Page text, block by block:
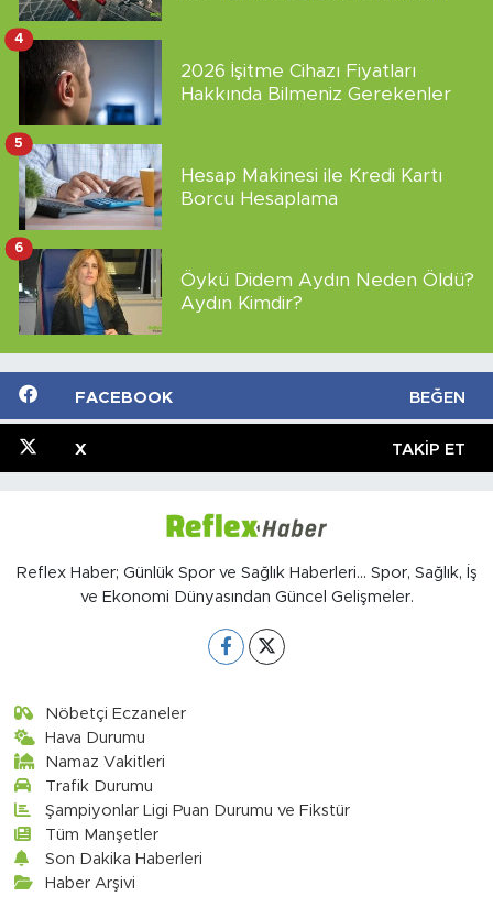
2026 İşitme Cihazı Fiyatları
Hakkında Bilmeniz Gerekenler
4
Hesap Makinesi ile Kredi Kartı
Borcu Hesaplama
5
Öykü Didem Aydın Neden Öldü?
Aydın Kimdir?
6
FACEBOOK BEĞEN
X TAKIP ET
Reflex Haber; Günlük Spor ve Sağlık Haberleri... Spor, Sağlık, İş
ve Ekonomi Dünyasından Güncel Gelişmeler.
Nöbetçi Eczaneler
Hava Durumu
Namaz Vakitleri
Trafik Durumu
Şampiyonlar Ligi Puan Durumu ve Fikstür
Tüm Manşetler
Son Dakika Haberleri
Haber Arşivi